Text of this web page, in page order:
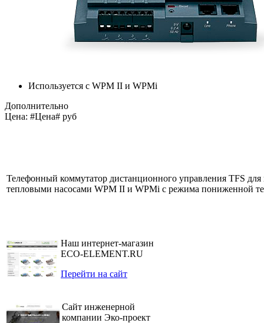
Используется с WPM II и WPMi
Дополнительно
Цена: #Цена# руб
Телефонный коммутатор дистанционного управления TFS для
тепловыми насосами WPM II и WPMi с режима пониженной
Наш интернет-магазин
ECO-ELEMENT.RU
Перейти на сайт
Сайт инженерной
компании Эко-проект